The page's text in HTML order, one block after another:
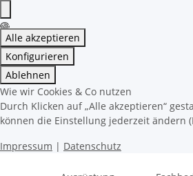
Alle akzeptieren
Konfigurieren
Ablehnen
Wie wir Cookies & Co nutzen
Durch Klicken auf „Alle akzeptieren“
können die Einstellung jederzeit ändern
Impressum | Datenschutz